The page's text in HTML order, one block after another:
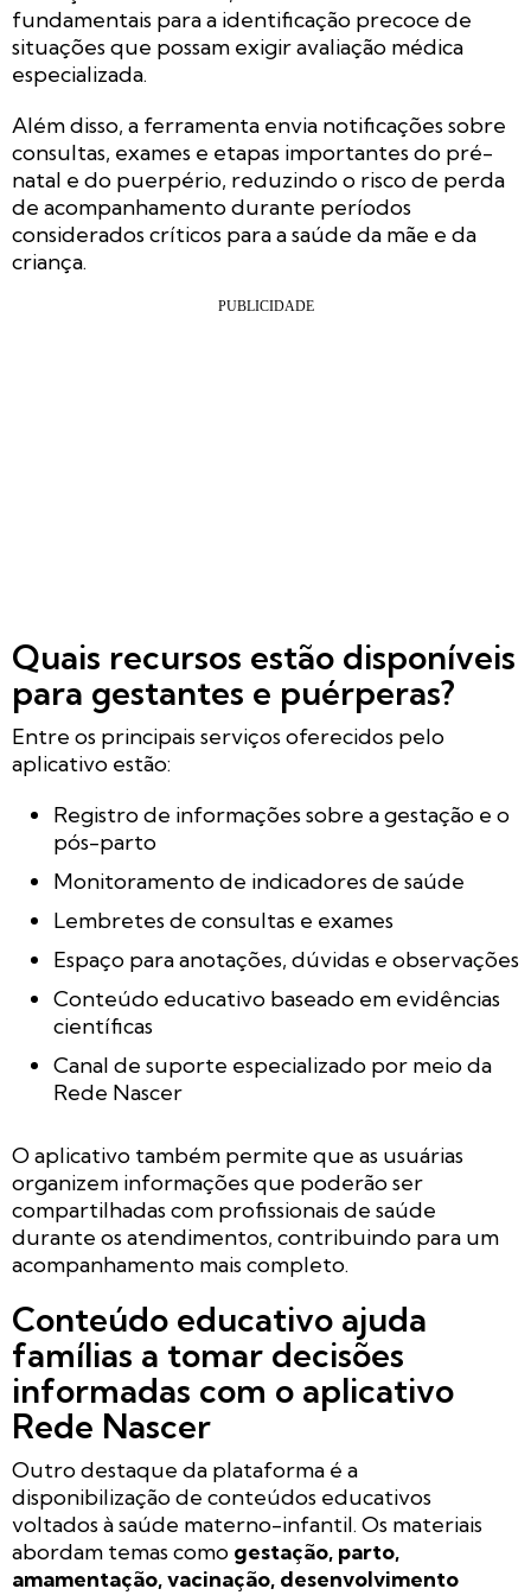
fundamentais para a identificação precoce de
situações que possam exigir avaliação médica
especializada.
Além disso, a ferramenta envia notificações sobre
consultas, exames e etapas importantes do pré-
natal e do puerpério, reduzindo o risco de perda
de acompanhamento durante períodos
considerados críticos para a saúde da mãe e da
criança.
Quais recursos estão disponíveis
para gestantes e puérperas?
Entre os principais serviços oferecidos pelo
aplicativo estão:
Registro de informações sobre a gestação e o
pós-parto
Monitoramento de indicadores de saúde
Lembretes de consultas e exames
Espaço para anotações, dúvidas e observações
Conteúdo educativo baseado em evidências
científicas
Canal de suporte especializado por meio da
Rede Nascer
O aplicativo também permite que as usuárias
organizem informações que poderão ser
compartilhadas com profissionais de saúde
durante os atendimentos, contribuindo para um
acompanhamento mais completo.
Conteúdo educativo ajuda
famílias a tomar decisões
informadas com o aplicativo
Rede Nascer
Outro destaque da plataforma é a
disponibilização de conteúdos educativos
voltados à saúde materno-infantil. Os materiais
abordam temas como gestação, parto,
amamentação, vacinação, desenvolvimento